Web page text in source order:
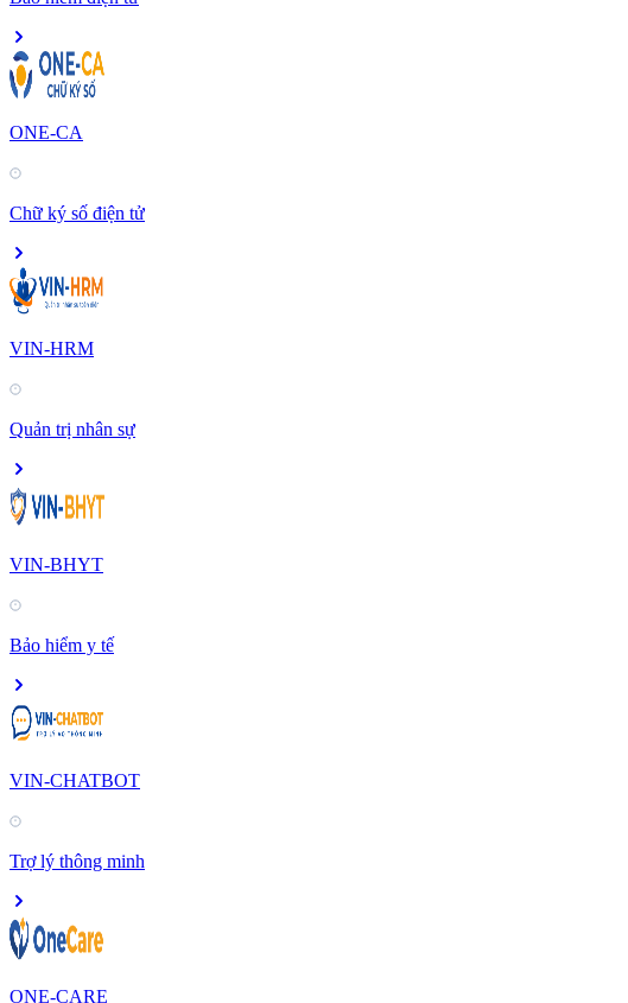
ONE-CA
Chữ ký số điện tử
VIN-HRM
Quản trị nhân sự
VIN-BHYT
Bảo hiểm y tế
VIN-CHATBOT
Trợ lý thông minh
ONE-CARE